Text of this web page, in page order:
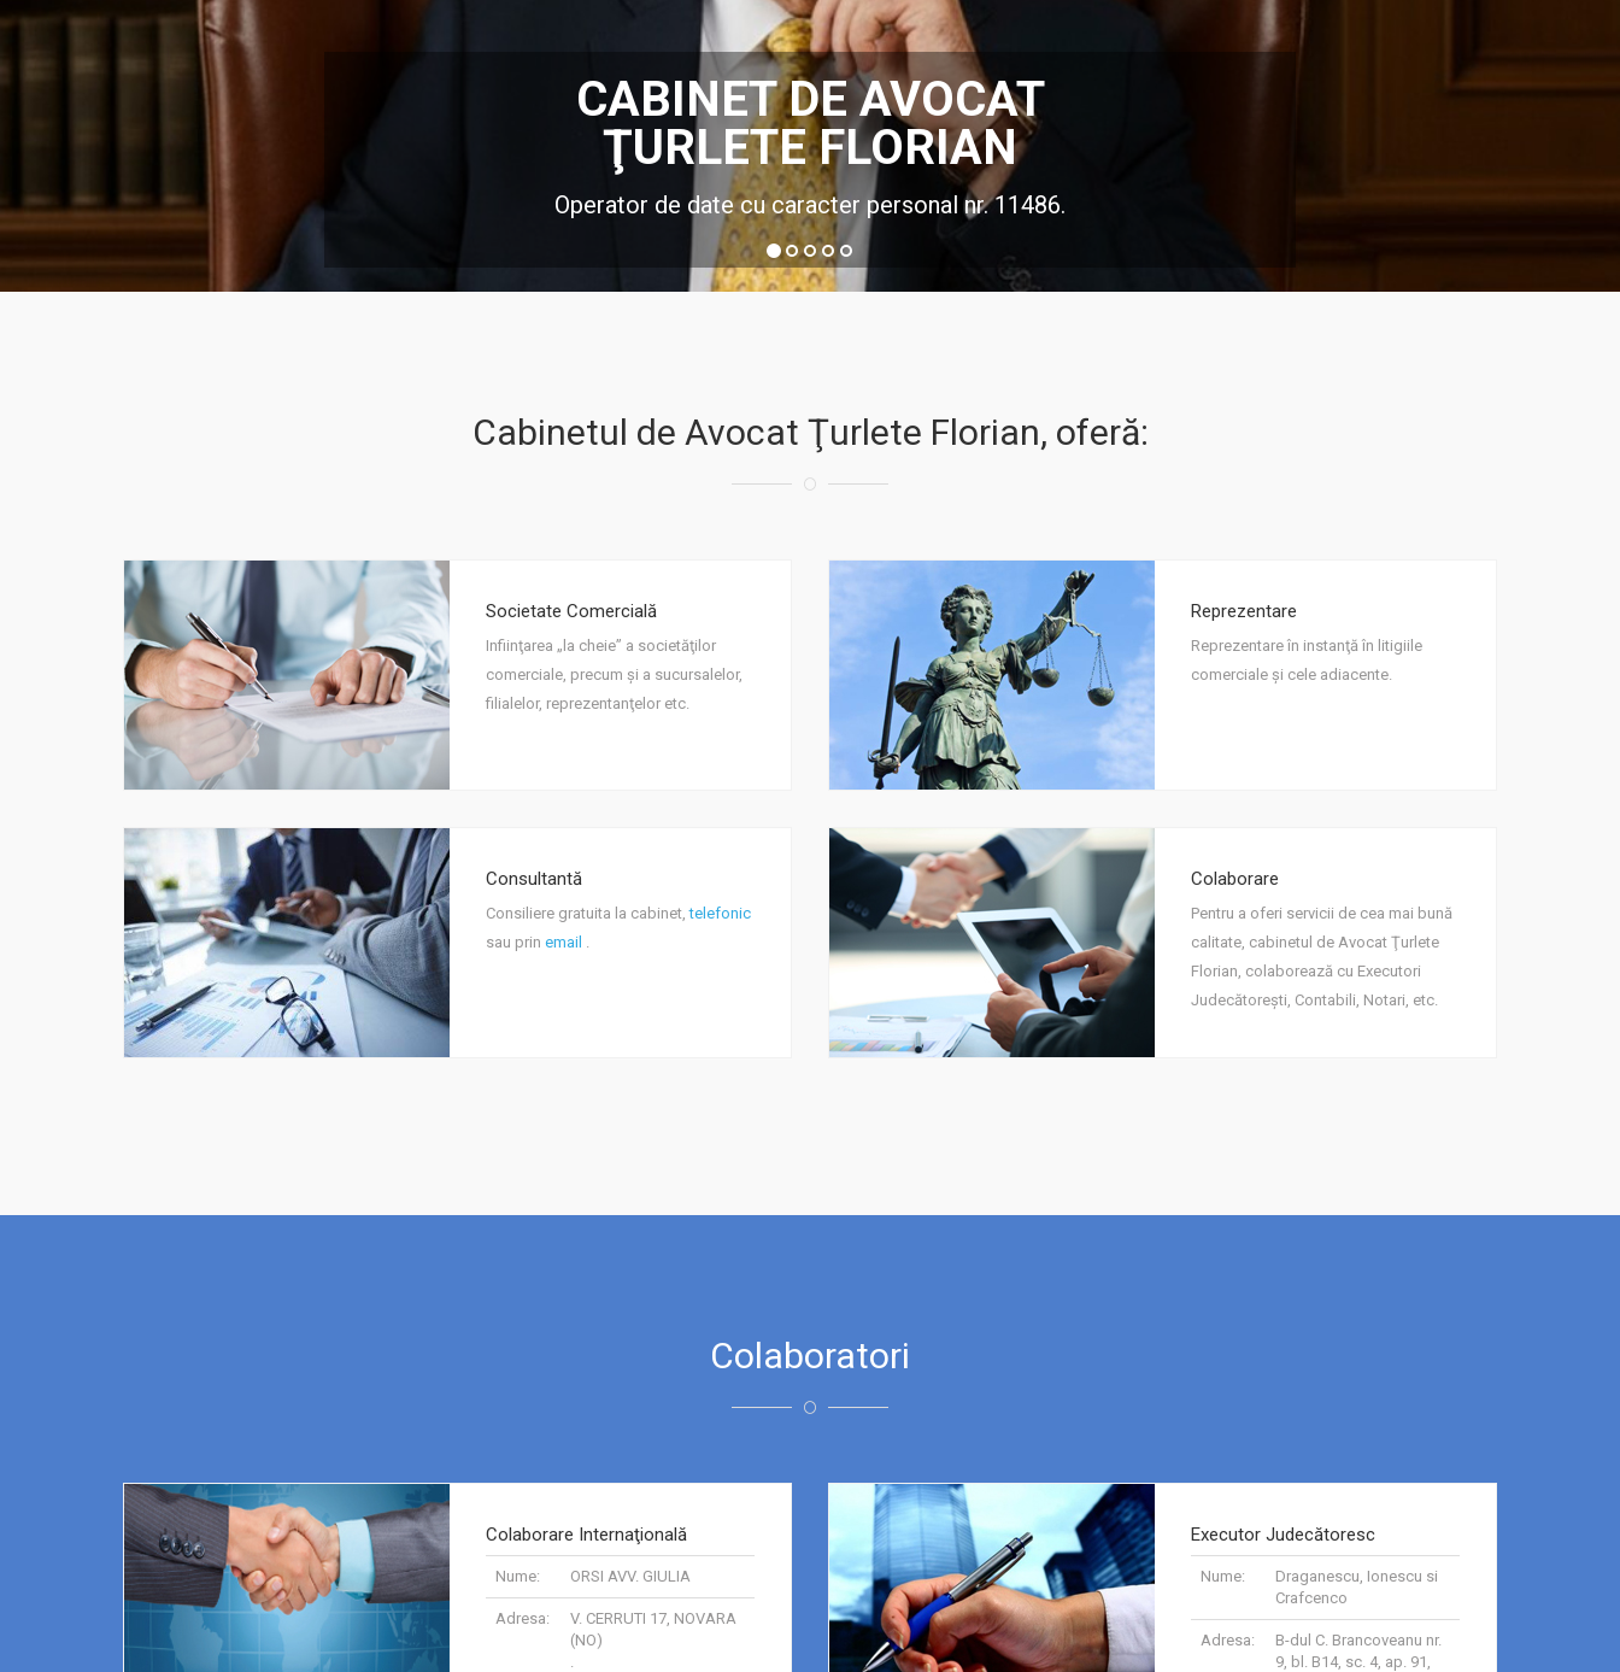
DREPT COMERCIAL
Dreptul comercial este un ansamblu de norme juridice de drept privat care sunt aplicabile
raporturilor juridice izvorâte din actele juridice, faptele şi operaţiunile considerate de lege
ca fapte de comerţ, precum şi raporturilor juridice la care participa persoanele care au
calitatea de comerciant.
Pentru mai multe detalii mergi la secţiunea "Servicii" sau click
Cabinetul de Avocat Ţurlete Florian, oferă:
Societate Comercială
Infiinţarea „la cheie” a societăţilor
comerciale, precum şi a sucursalelor,
filialelor, reprezentanţelor etc.
Reprezentare
Reprezentare în instanţă în litigiile
comerciale şi cele adiacente.
Consultantă
Consiliere gratuita la cabinet, telefonic
sau prin email
Colaborare
Pentru a oferi servicii de cea mai bună
calitate, cabinetul de Avocat Ţurlete
Florian, colaborează cu Executori
Judecătoreşti, Contabili, Notari, etc.
Colaboratori
Colaborare Internaţională
Nume: ORSI AVV. GIULIA
Adresa:
V. CERRUTI 17, NOVARA
(NO)
Executor Judecătoresc
Nume:
Draganescu, Ionescu si
Crafcenco
Adresa:
B-dul C. Brancoveanu nr.
9, bl. B14, sc. 4, ap. 91,